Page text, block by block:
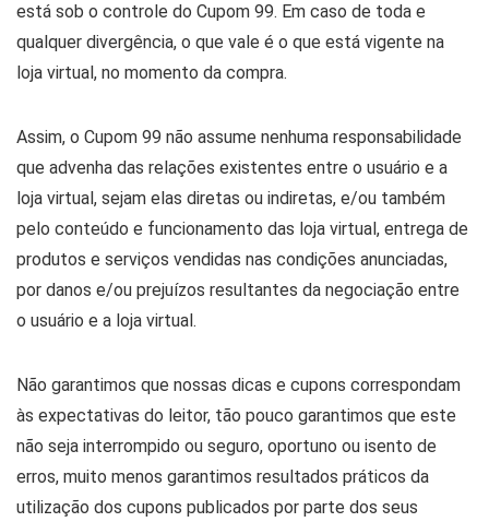
está sob o controle do Cupom 99. Em caso de toda e
qualquer divergência, o que vale é o que está vigente na
loja virtual, no momento da compra.
Assim, o Cupom 99 não assume nenhuma responsabilidade
que advenha das relações existentes entre o usuário e a
loja virtual, sejam elas diretas ou indiretas, e/ou também
pelo conteúdo e funcionamento das loja virtual, entrega de
produtos e serviços vendidas nas condições anunciadas,
por danos e/ou prejuízos resultantes da negociação entre
o usuário e a loja virtual.
Não garantimos que nossas dicas e cupons correspondam
às expectativas do leitor, tão pouco garantimos que este
não seja interrompido ou seguro, oportuno ou isento de
erros, muito menos garantimos resultados práticos da
utilização dos cupons publicados por parte dos seus